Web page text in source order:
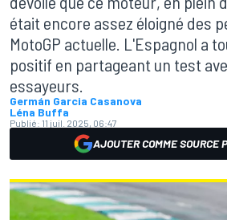
était encore assez éloigné des
MotoGP actuelle. L'Espagnol a
positif en partageant un test
essayeurs.
Germán Garcia Casanova
Léna Buffa
Publié: 11 juil. 2025, 06:47
AJOUTER COMME SOURCE